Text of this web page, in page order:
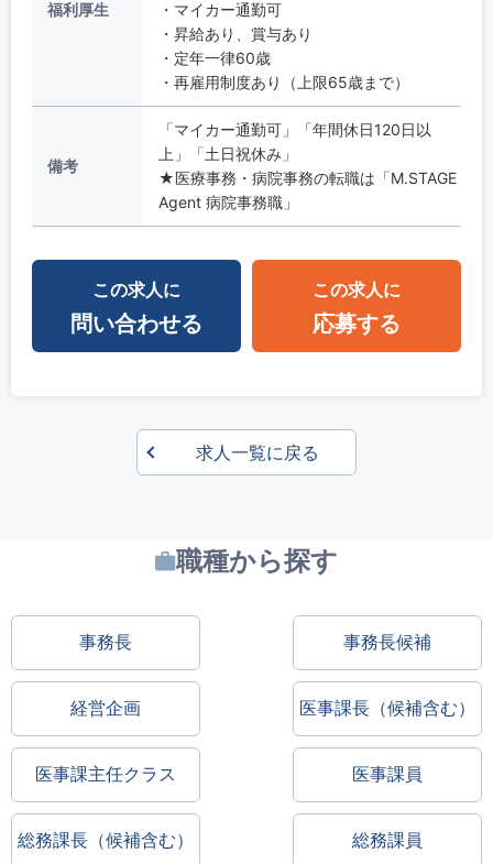
福利厚生
・マイカー通勤可
・昇給あり、賞与あり
・定年一律60歳
・再雇用制度あり（上限65歳まで）
備考
「マイカー通勤可」「年間休日120日以
上」「土日祝休み」
★医療事務・病院事務の転職は「M.STAGE
Agent 病院事務職」
この求人に
問い合わせる
この求人に
応募する
求人一覧に戻る
職種から探す
事務長 事務長候補
経営企画 医事課長（候補含む）
医事課主任クラス 医事課員
総務課長（候補含む） 総務課員